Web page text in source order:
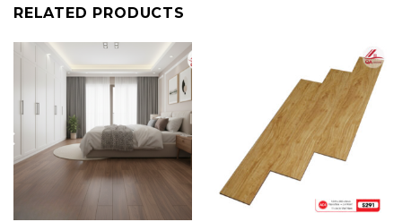
RELATED PRODUCTS